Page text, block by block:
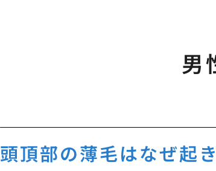
男
頭頂部の薄毛はなぜ起